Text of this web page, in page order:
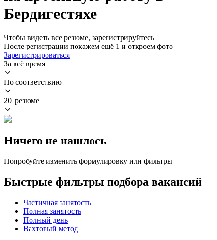
Бердигестяхе
Чтобы видеть все резюме, зарегистрируйтесь
После регистрации покажем ещё 1 и откроем фото
Зарегистрироваться
За всё время
По соответствию
20 резюме
Ничего не нашлось
Попробуйте изменить формулировку или фильтры
Быстрые фильтры подбора вакансий
Частичная занятость
Полная занятость
Полный день
Вахтовый метод